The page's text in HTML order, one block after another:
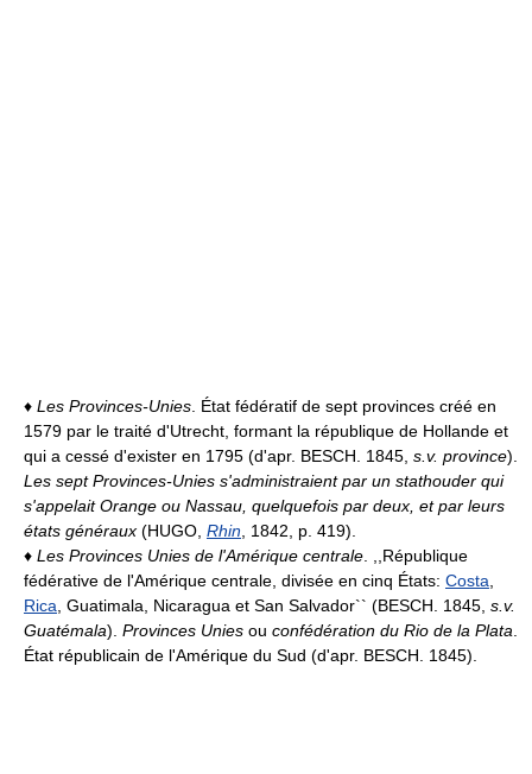
♦ Les Provinces-Unies . État fédératif de sept provinces créé en
1579 par le traité d'Utrecht, formant la république de Hollande et
qui a cessé d'exister en 1795 (d'apr. BESCH. 1845, s.v. province).
Les sept Provinces-Unies s'administraient par un stathouder qui
s'appelait Orange ou Nassau, quelquefois par deux, et par leurs
états généraux (HUGO, Rhin , 1842, p. 419).
♦ Les Provinces Unies de l'Amérique centrale . ,,République
fédérative de l'Amérique centrale, divisée en cinq États: Costa
Rica , Guatimala, Nicaragua et San Salvador`` (BESCH. 1845, s.v.
Guatémala). Provinces Unies ou confédération du Rio de la Plata
État républicain de l'Amérique du Sud (d'apr. BESCH. 1845).